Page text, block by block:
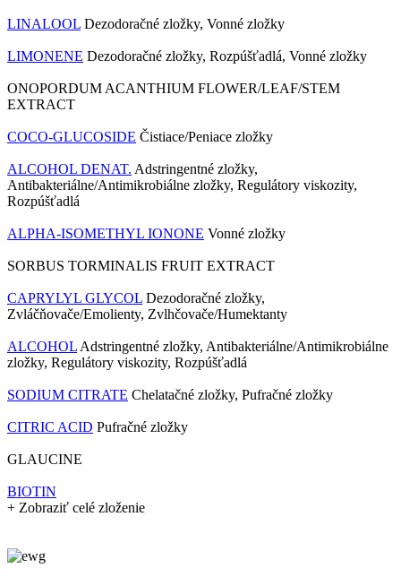
LINALOOL Dezodoračné zložky, Vonné zložky
LIMONENE Dezodoračné zložky, Rozpúšťadlá, Vonné zložky
ONOPORDUM ACANTHIUM FLOWER/LEAF/STEM
EXTRACT
COCO-GLUCOSIDE Čistiace/Peniace zložky
ALCOHOL DENAT. Adstringentné zložky,
Antibakteriálne/Antimikrobiálne zložky, Regulátory viskozity,
Rozpúšťadlá
ALPHA-ISOMETHYL IONONE Vonné zložky
SORBUS TORMINALIS FRUIT EXTRACT
CAPRYLYL GLYCOL Dezodoračné zložky,
Zvláčňovače/Emolienty, Zvlhčovače/Humektanty
ALCOHOL Adstringentné zložky, Antibakteriálne/Antimikrobiálne
zložky, Regulátory viskozity, Rozpúšťadlá
SODIUM CITRATE Chelatačné zložky, Pufračné zložky
CITRIC ACID Pufračné zložky
GLAUCINE
BIOTIN
+ Zobraziť celé zloženie